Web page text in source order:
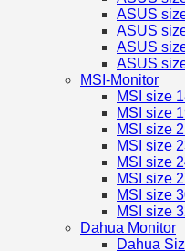
ASUS
ASUS
ASUS
ASUS
MSI-Monitor
MSI size
MSI size
MSI size
MSI size
MSI size
MSI size
MSI size
MSI size
Dahua Monitor
Dahua